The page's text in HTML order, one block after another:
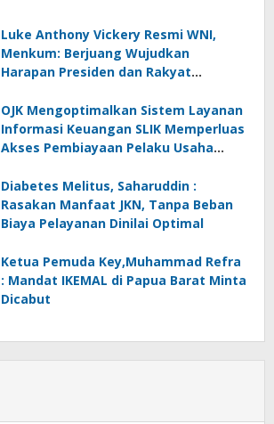
Luke Anthony Vickery Resmi WNI,
Menkum: Berjuang Wujudkan
Harapan Presiden dan Rakyat
OJK Mengoptimalkan Sistem Layanan
Informasi Keuangan SLIK Memperluas
Akses Pembiayaan Pelaku Usaha
Diabetes Melitus, Saharuddin :
Rasakan Manfaat JKN, Tanpa Beban
Biaya Pelayanan Dinilai Optimal
Ketua Pemuda Key,Muhammad Refra
: Mandat IKEMAL di Papua Barat Minta
Dicabut